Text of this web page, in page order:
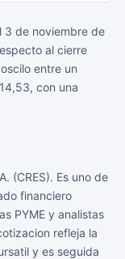
3 de noviembre de
al cierre
entre un
con una
(CRES). Es uno de
financiero
PYME y analistas
refleja la
y es seguida